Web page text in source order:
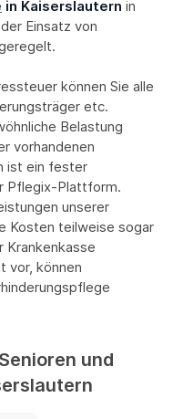
in Kaiserslautern in
Einsatz von
können Sie alle
etc.
Belastung
vorhandenen
ist ein fester
Pflegix-Plattform.
unserer
Kosten teilweise sogar
können
und